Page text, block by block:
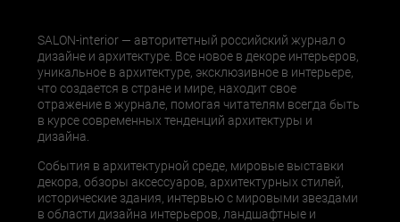
SALON-interior — авторитетный российский журнал о
дизайне и архитектуре. Все новое в декоре интерьеров,
уникальное в архитектуре, эксклюзивное в интерьере,
что создается в стране и мире, находит свое
отражение в журнале, помогая читателям всегда быть
в курсе современных тенденций архитектуры и
дизайна.
События в архитектурной среде, мировые выставки
декора, обзоры аксессуаров, архитектурных стилей,
исторические здания, интервью с мировыми звездами
в области дизайна интерьеров, ландшафтные и